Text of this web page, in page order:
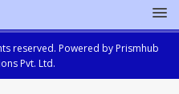
reserved. Powered by Prismhub
Pvt. Ltd.